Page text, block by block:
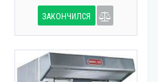
ЗАКОНЧИЛСЯ